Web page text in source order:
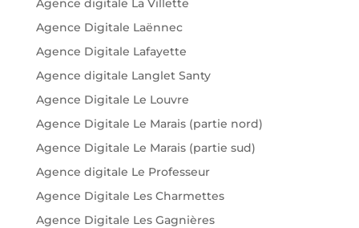
Agence digitale La Villette
Agence Digitale Laënnec
Agence Digitale Lafayette
Agence digitale Langlet Santy
Agence Digitale Le Louvre
Agence Digitale Le Marais (partie nord)
Agence Digitale Le Marais (partie sud)
Agence digitale Le Professeur
Agence Digitale Les Charmettes
Agence Digitale Les Gagnières